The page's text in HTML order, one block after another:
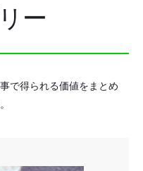
ー
で得られる価値をまとめ